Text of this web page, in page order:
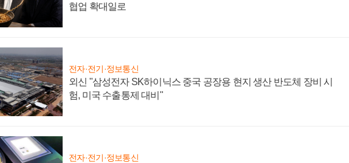
협업 확대일로
전자·전기·정보통신
외신 "삼성전자 SK하이닉스 중국 공장용 현지 생산 반도체 장비 시
험, 미국 수출통제 대비"
전자·전기·정보통신